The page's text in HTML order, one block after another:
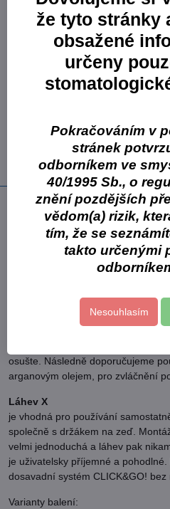
Skladem
364,09 Kč
300,90 Kč bez DPH
Varianta:ISOFA MAX
sada X láhev
170,49 Kč
140,90 Kč bez DPH
Popis
obsahuje výhradně přírodní
určená pro použití v náročných
působí na extrémně odolné
osušte. Následně doporučujeme
arganovým olejem, pro zvláčnění
Láhev X
je vhodná pro používání
společně s držákem na zeď.
velmi jednoduchá a láhev pak
je uživatelsky příjemné a
dosavadní systém CLICK&GO! bez
Varianty balení:
že tyto stránky
obsažené
určeny
Pokračováním v
stránek
odborníkem ve
40/1995 Sb., o
znění pozdějších
vědom(a) rizik,
tím, že se
takto určenými
Nesouhlasím